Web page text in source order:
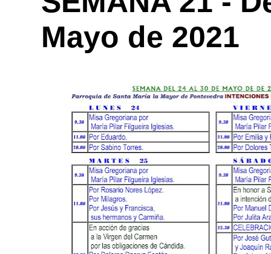
Mayo de 2021